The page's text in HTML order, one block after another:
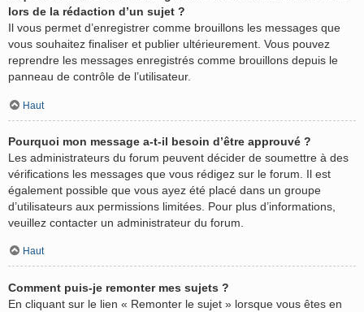
lors de la rédaction d’un sujet ?
Il vous permet d’enregistrer comme brouillons les messages que
vous souhaitez finaliser et publier ultérieurement. Vous pouvez
reprendre les messages enregistrés comme brouillons depuis le
panneau de contrôle de l’utilisateur.
Haut
Pourquoi mon message a-t-il besoin d’être approuvé ?
Les administrateurs du forum peuvent décider de soumettre à des
vérifications les messages que vous rédigez sur le forum. Il est
également possible que vous ayez été placé dans un groupe
d’utilisateurs aux permissions limitées. Pour plus d’informations,
veuillez contacter un administrateur du forum.
Haut
Comment puis-je remonter mes sujets ?
En cliquant sur le lien « Remonter le sujet » lorsque vous êtes en